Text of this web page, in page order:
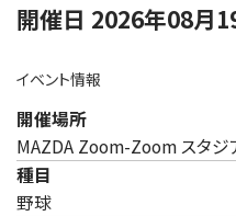
開催日 2026年08月
イベント情報
開催場所
MAZDA Zoom-Zoom スタジ
種目
野球